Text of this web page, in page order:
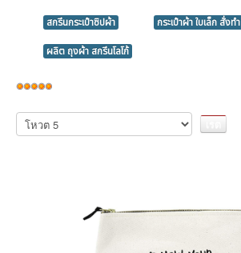
สกรีนกระเป๋าซิปผ้า กระเป๋าผ้า ใบเล็ก สั่งทำ
ผลิต ถุงผ้า สกรีนโลโก้
ให้
เรต
สมาชิก:5/5
กรุณา
ให้